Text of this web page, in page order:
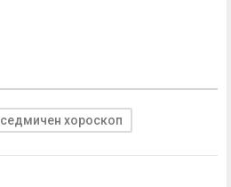
седмичен хороскоп